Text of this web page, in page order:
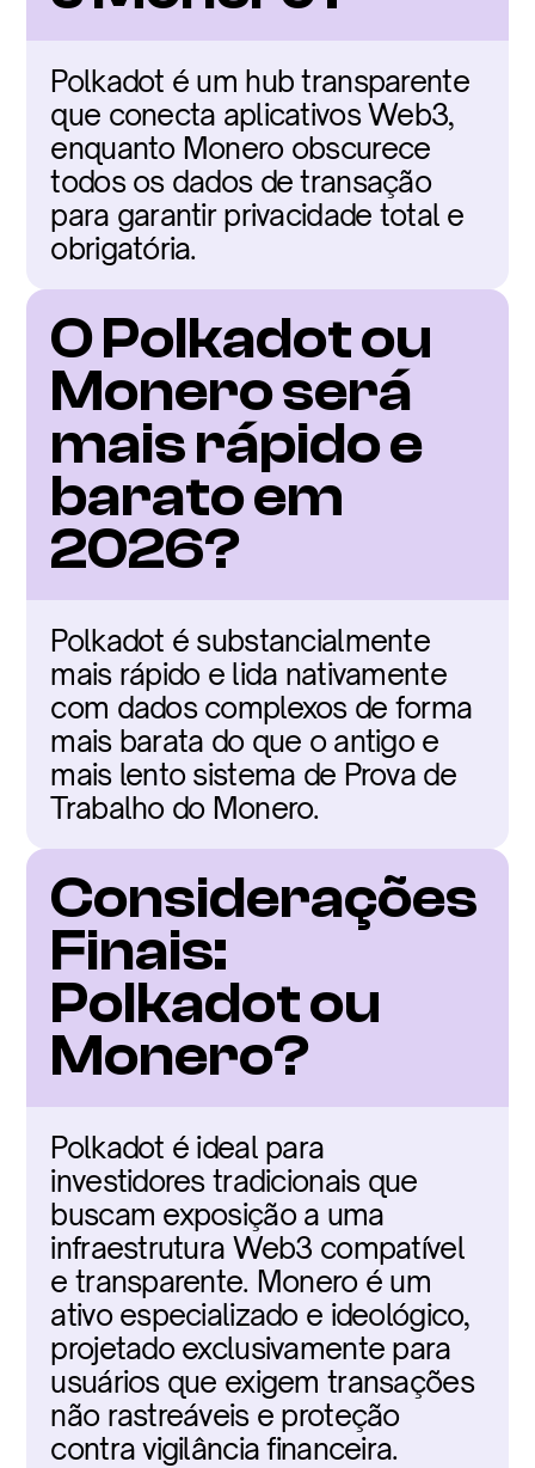
Polkadot é um hub transparente
que conecta aplicativos Web3,
enquanto Monero obscurece
todos os dados de transação
para garantir privacidade total e
obrigatória.
O Polkadot ou
Monero será
mais rápido e
barato em
2026?
Polkadot é substancialmente
mais rápido e lida nativamente
com dados complexos de forma
mais barata do que o antigo e
mais lento sistema de Prova de
Trabalho do Monero.
Considerações
Finais:
Polkadot ou
Monero?
Polkadot é ideal para
investidores tradicionais que
buscam exposição a uma
infraestrutura Web3 compatível
e transparente. Monero é um
ativo especializado e ideológico,
projetado exclusivamente para
usuários que exigem transações
não rastreáveis e proteção
contra vigilância financeira.